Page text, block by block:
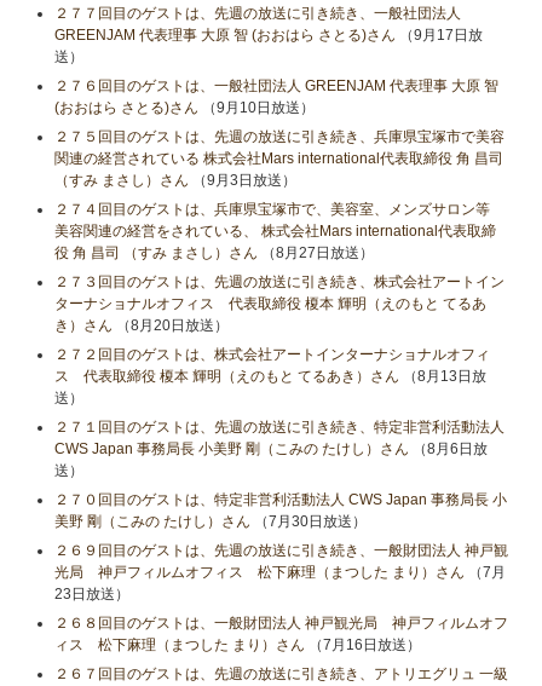
２７７回目のゲストは、先週の放送に引き続き、一般社団法人
GREENJAM 代表理事 大原 智 (おおはら さとる)さん （9月17日放
送）
２７６回目のゲストは、一般社団法人 GREENJAM 代表理事 大原 智
(おおはら さとる)さん （9月10日放送）
２７５回目のゲストは、先週の放送に引き続き、兵庫県宝塚市で美容
関連の経営されている 株式会社Mars international代表取締役 角 昌司
（すみ まさし）さん （9月3日放送）
２７４回目のゲストは、兵庫県宝塚市で、美容室、メンズサロン等
美容関連の経営をされている、 株式会社Mars international代表取締
役 角 昌司 （すみ まさし）さん （8月27日放送）
２７３回目のゲストは、先週の放送に引き続き、株式会社アートイン
ターナショナルオフィス 代表取締役 榎本 輝明（えのもと てるあ
き）さん （8月20日放送）
２７２回目のゲストは、株式会社アートインターナショナルオフィ
ス 代表取締役 榎本 輝明（えのもと てるあき）さん （8月13日放
送）
２７１回目のゲストは、先週の放送に引き続き、特定非営利活動法人
CWS Japan 事務局長 小美野 剛（こみの たけし）さん （8月6日放
送）
２７０回目のゲストは、特定非営利活動法人 CWS Japan 事務局長 小
美野 剛（こみの たけし）さん （7月30日放送）
２６９回目のゲストは、先週の放送に引き続き、一般財団法人 神戸観
光局 神戸フィルムオフィス 松下麻理（まつした まり）さん （7月
23日放送）
２６８回目のゲストは、一般財団法人 神戸観光局 神戸フィルムオフ
ィス 松下麻理（まつした まり）さん （7月16日放送）
２６７回目のゲストは、先週の放送に引き続き、アトリエグリュ 一級